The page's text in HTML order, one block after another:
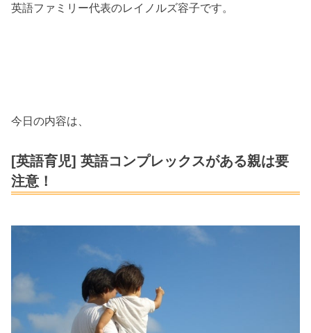
英語ファミリー代表のレイノルズ容子です。
今日の内容は、
[英語育児] 英語コンプレックスがある親は要
注意！